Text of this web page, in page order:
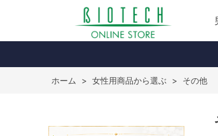
ホーム > 女性用商品から選ぶ > その他